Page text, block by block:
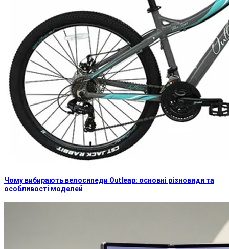
Чому вибирають велосипеди Outleap: основні різновиди та
особливості моделей